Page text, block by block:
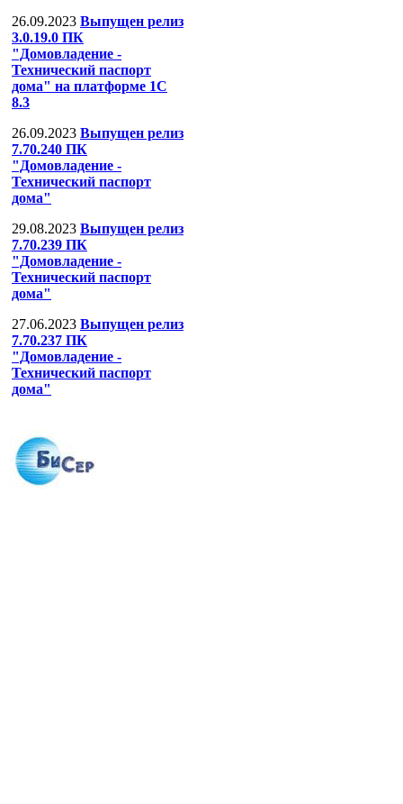
26.09.2023 Выпущен релиз
3.0.19.0 ПК
"Домовладение -
Технический паспорт
дома" на платформе 1С
8.3
26.09.2023 Выпущен релиз
7.70.240 ПК
"Домовладение -
Технический паспорт
дома"
29.08.2023 Выпущен релиз
7.70.239 ПК
"Домовладение -
Технический паспорт
дома"
27.06.2023 Выпущен релиз
7.70.237 ПК
"Домовладение -
Технический паспорт
дома"